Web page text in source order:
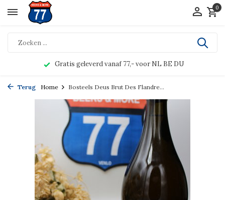
0
Gratis geleverd vanaf 77,- voor NL BE DU
Terug Home Bosteels Deus Brut Des Flandre...